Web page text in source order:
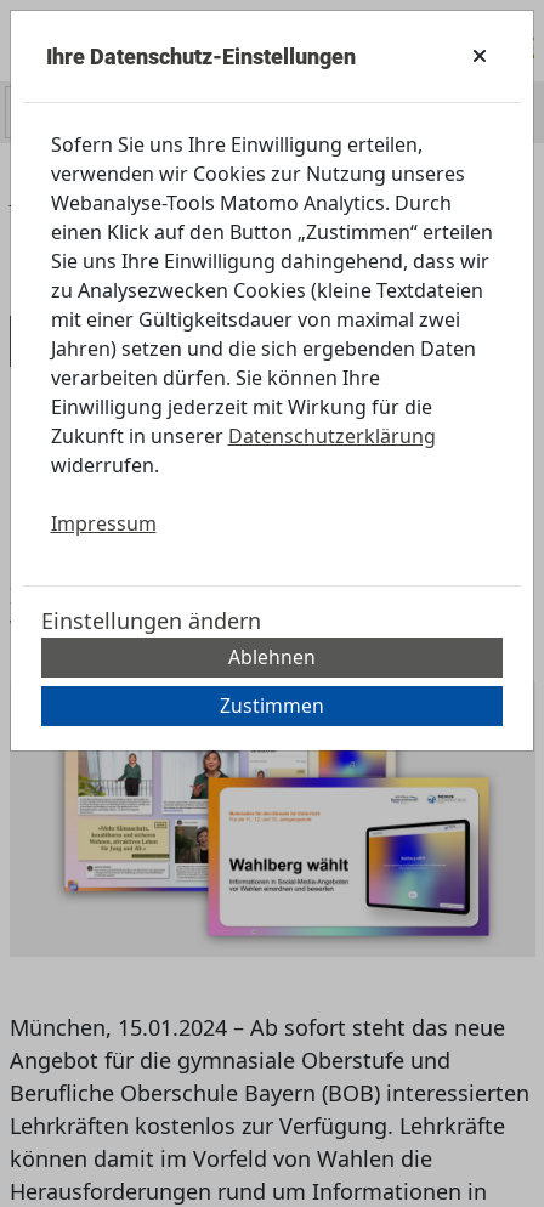
Home Servicecenter
Presse
Pressemitteilungen
Pressemitteilung, 15.01.2024
Pressemitteilung, 15.01.2024
Medienkompetenz von Erstwählerinnen
Digitale Unterrichtsmaterialien des
Informationen in Social-Media-Angeboten vor
Wahlen veröffentlicht
München, 15.01.2024 – Ab sofort steht das neue
Angebot für die gymnasiale Oberstufe und
Berufliche Oberschule Bayern (BOB) interessierten
Lehrkräften kostenlos zur Verfügung. Lehrkräfte
können damit im Vorfeld von Wahlen die
Herausforderungen rund um Informationen in
Ihre Datenschutz-Einstellungen
Sofern Sie uns Ihre Einwilligung erteilen,
verwenden wir Cookies zur Nutzung unseres
Webanalyse-Tools Matomo Analytics. Durch
einen Klick auf den Button „Zustimmen“ erteilen
Sie uns Ihre Einwilligung dahingehend, dass wir
zu Analysezwecken Cookies (kleine Textdateien
mit einer Gültigkeitsdauer von maximal zwei
Jahren) setzen und die sich ergebenden Daten
verarbeiten dürfen. Sie können Ihre
Einwilligung jederzeit mit Wirkung für die
Zukunft in unserer Datenschutzerklärung
widerrufen.
Impressum
Einstellungen ändern
Ablehnen
Zustimmen